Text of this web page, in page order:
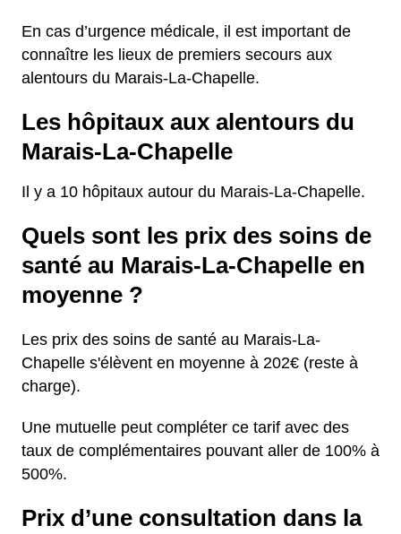
En cas d’urgence médicale, il est important de
connaître les lieux de premiers secours aux
alentours du Marais-La-Chapelle.
Les hôpitaux aux alentours du
Marais-La-Chapelle
Il y a 10 hôpitaux autour du Marais-La-Chapelle.
Quels sont les prix des soins de
santé au Marais-La-Chapelle en
moyenne ?
Les prix des soins de santé au Marais-La-
Chapelle s'élèvent en moyenne à 202€ (reste à
charge).
Une mutuelle peut compléter ce tarif avec des
taux de complémentaires pouvant aller de 100% à
500%.
Prix d’une consultation dans la